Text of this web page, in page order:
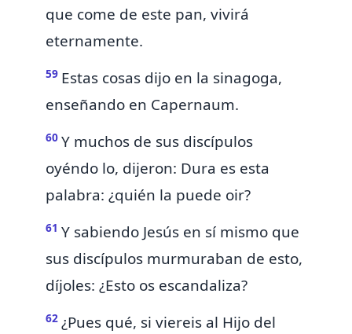
que come de este pan, vivirá
eternamente.
59 Estas cosas dijo en la sinagoga,
enseñando en Capernaum.
60 Y muchos de sus discípulos
oyéndo lo, dijeron: Dura es esta
palabra: ¿quién la puede oir?
61 Y sabiendo Jesús en sí mismo que
sus discípulos murmuraban de esto,
díjoles: ¿Esto os escandaliza?
62 ¿Pues qué, si viereis al Hijo del